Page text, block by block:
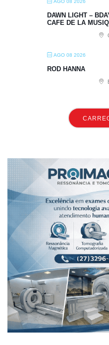
AGO 08 2026
DAWN LIGHT –
CAFE DE LA
AGO 08 2026
ROD HANNA